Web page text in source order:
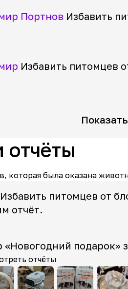
Портнов Избавить
Избавить питомцев
отчёты
которая была оказана
питомцев от
отчёт.
«Новогодний подарок»
отчёты